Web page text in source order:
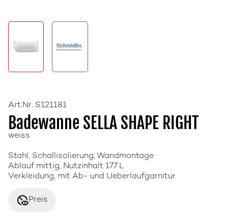
Art.Nr. S121181
Badewanne SELLA SHAPE RIGHT
weiss
Stahl, Schallisolierung, Wandmontage
Ablauf mittig, Nutzinhalt 177 L
Verkleidung, mit Ab- und Ueberlaufgarnitur
disabled_visiblePreis